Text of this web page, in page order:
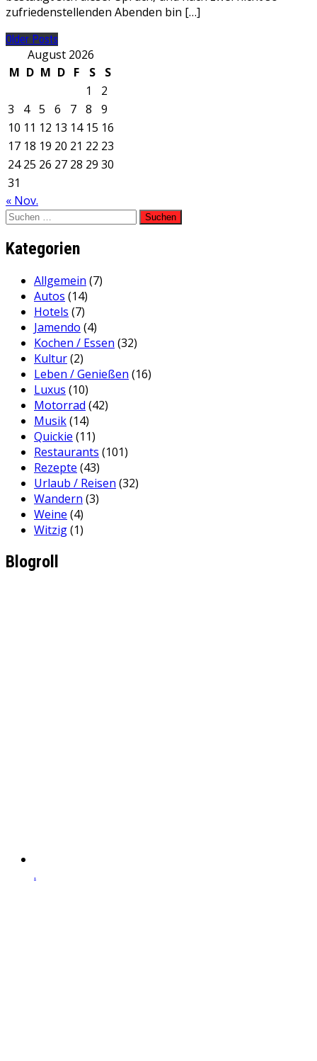
zufriedenstellenden Abenden bin […]
Older Posts
August 2026
M D M D F S
S
1
2
3
4 5 6 7 8
9
10 11 12 13 14 15 16
17 18 19 20 21 22 23
24 25 26 27 28 29 30
31
« Nov.
Suchen
Kategorien
Allgemein (7)
Autos (14)
Hotels (7)
Jamendo (4)
Kochen / Essen (32)
Kultur(2)
Leben / Genießen (16)
Luxus (10)
Motorrad (42)
Musik(14)
Quickie (11)
Restaurants (101)
Rezepte (43)
Urlaub / Reisen (32)
Wandern (3)
Weine (4)
Witzig(1)
Blogroll
.